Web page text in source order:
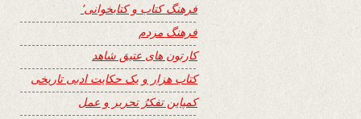
فرهنگ کتاب و کتابخوانی٬
فرهنگ مردم
کارتون های عتیق شاهد
کتاب هزار و یک حکایت ادبی تاریخی
کمپاین تفکرُ تحریر و عمل